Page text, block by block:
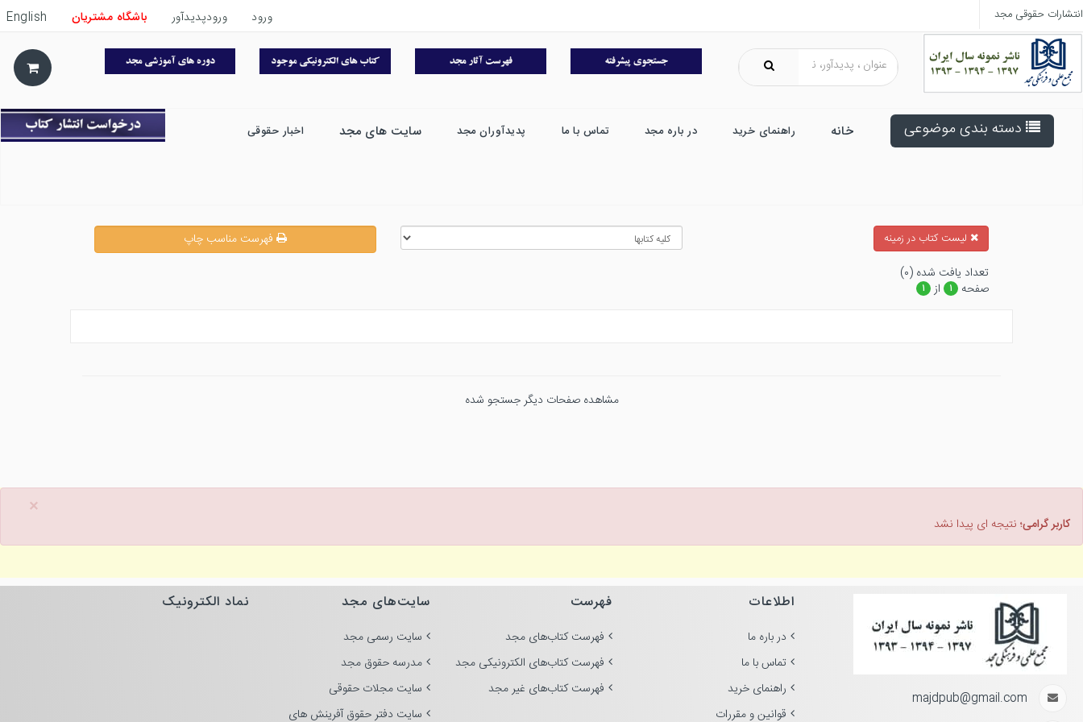
انتشارات حقوقی مجد ورود ورودپدیدآور باشگاه مشتریان English
دسته بندی موضوعی خانه راهنمای خرید در باره مجد تماس با ما پدیدآوران مجد سایت های مجد اخبار حقوقی
ليست كتاب در زمينه
فهرست مناسب چاپ
تعداد يافت شده (۰)
صفحه
۱ از ۱
مشاهده صفحات دیگر جستجو شده
×
کاربر گرامی؛ نتیجه ای پیدا نشد
majdpub@gmail.com
اطلاعات
در باره ما
تماس با ما
راهنمای خرید
قوانین و مقررات
فهرست
فهرست کتاب‌های مجد
فهرست کتاب‌های الکترونیکی مجد
فهرست کتاب‌های غیر مجد
سایت‌های مجد
سایت رسمی مجد
مدرسه حقوق مجد
سایت مجلات حقوقی
سایت دفتر حقوق آفرینش های
نماد الکترونیک